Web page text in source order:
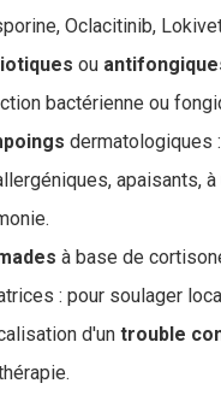
Oclacitinib,
ou
bactérienne ou
dermatologiques :
apaisants,
à base de
: pour soulager
d'un trouble